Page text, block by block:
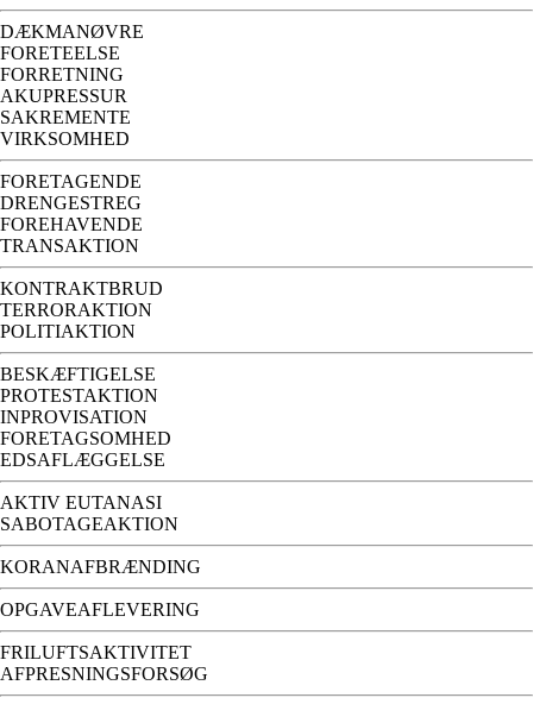
DÆKMANØVRE
FORETEELSE
FORRETNING
AKUPRESSUR
SAKREMENTE
VIRKSOMHED
FORETAGENDE
DRENGESTREG
FOREHAVENDE
TRANSAKTION
KONTRAKTBRUD
TERRORAKTION
POLITIAKTION
BESKÆFTIGELSE
PROTESTAKTION
INPROVISATION
FORETAGSOMHED
EDSAFLÆGGELSE
AKTIV EUTANASI
SABOTAGEAKTION
KORANAFBRÆNDING
OPGAVEAFLEVERING
FRILUFTSAKTIVITET
AFPRESNINGSFORSØG